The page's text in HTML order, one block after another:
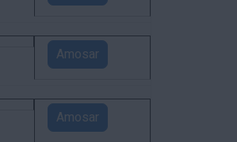
Amosar
Amosar